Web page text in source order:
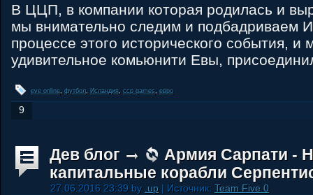
В ЦЦП, в компании которая родилась и
мы внимательно следим и подбадриваем
процессе этого исторического события,
удивительное комьюнити Евы,
eve online, футбол, Исландия, ccp games, евро
9
Дев блог
Армия Сарпати -
капитальные корабли
27.06.2016 23:39 by .up | Источник: Team Five 0